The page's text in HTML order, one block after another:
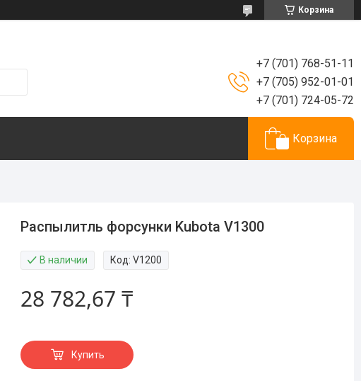
Корзина
+7 (701) 768-51-11
+7 (705) 952-01-01
+7 (701) 724-05-72
Корзина
Распылитль форсунки Kubota V1300
В наличии Код:V1200
28 782,67 ₸
Купить